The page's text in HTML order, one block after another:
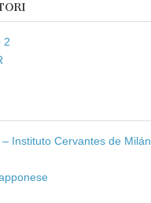
2
Instituto Cervantes de Milán